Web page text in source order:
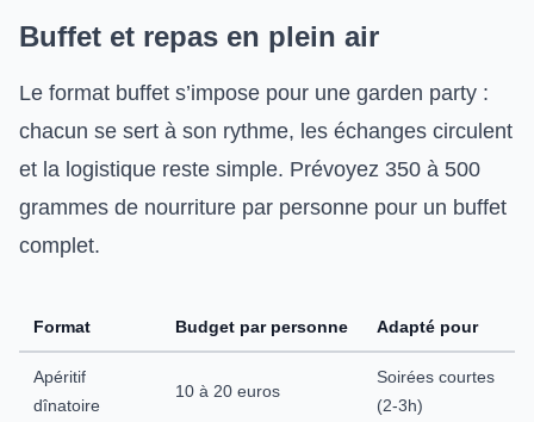
Buffet et repas en plein air
Le format buffet s’impose pour une garden party :
chacun se sert à son rythme, les échanges circulent
et la logistique reste simple. Prévoyez 350 à 500
grammes de nourriture par personne pour un buffet
complet.
Format Budget par personne Adapté pour
Apéritif
dînatoire
10 à 20 euros
Soirées courtes
(2-3h)